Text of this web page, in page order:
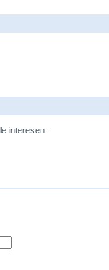
interesen.